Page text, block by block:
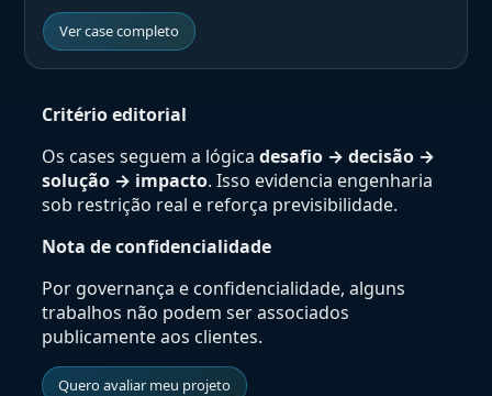
Ver case completo
Critério editorial
Os cases seguem a lógica desafio → decisão →
solução → impacto. Isso evidencia engenharia
sob restrição real e reforça previsibilidade.
Nota de confidencialidade
Por governança e confidencialidade, alguns
trabalhos não podem ser associados
publicamente aos clientes.
Quero avaliar meu projeto